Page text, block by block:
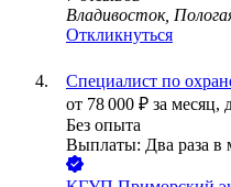
Владивосток,
Откликнуться
Специалист по
от 78 000 ₽ за месяц,
Без опыта
Выплаты: Два раза в